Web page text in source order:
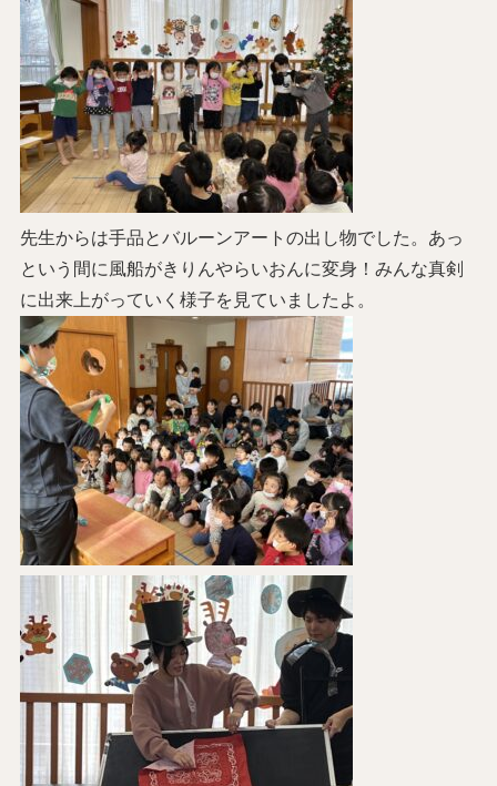
先生からは手品とバルーンアートの出し物でした。あっ
という間に風船がきりんやらいおんに変身！みんな真剣
に出来上がっていく様子を見ていましたよ。